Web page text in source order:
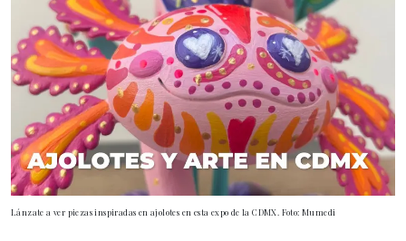
Lánzate a ver piezas inspiradas en ajolotes en esta expo de la CDMX. Foto: Mumedi